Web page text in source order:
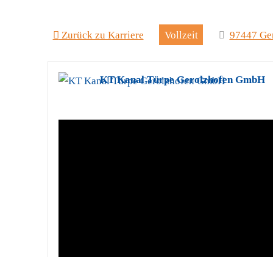
Zurück zu Karriere Vollzeit 97447
KT Kanal Türpe Gerolzhofen GmbH